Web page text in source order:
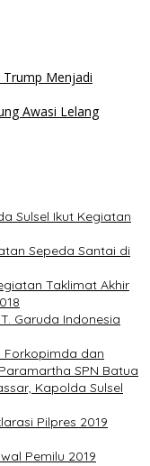
Trump Menjadi
Awasi Lelang
Sulsel Ikut Kegiatan
Sepeda Santai di
Taklimat Akhir
Garuda Indonesia
Forkopimda dan
SPN Batua
Kapolda Sulsel
Pilpres 2019
Pemilu 2019